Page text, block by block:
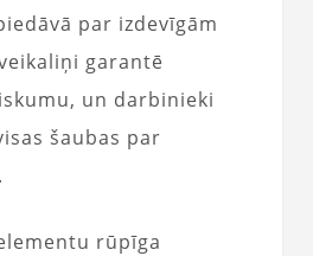
par izdevīgām
garantē
un darbinieki
šaubas par
rūpīga